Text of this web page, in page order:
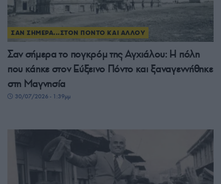
ΣΑΝ ΣΗΜΕΡΑ...ΣΤΟΝ ΠΟΝΤΟ ΚΑΙ ΑΛΛΟΥ
Σαν σήμερα το πογκρόμ της Αγχιάλου: Η πόλη
που κάηκε στον Εύξεινο Πόντο και ξαναγεννήθηκε
στη Μαγνησία
30/07/2026 - 1:39μμ